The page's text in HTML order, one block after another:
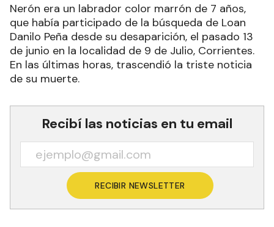
Nerón era un labrador color marrón de 7 años,
que había participado de la búsqueda de Loan
Danilo Peña desde su desaparición, el pasado 13
de junio en la localidad de 9 de Julio, Corrientes.
En las últimas horas, trascendió la triste noticia
de su muerte.
Recibí las noticias en tu email
RECIBIR NEWSLETTER